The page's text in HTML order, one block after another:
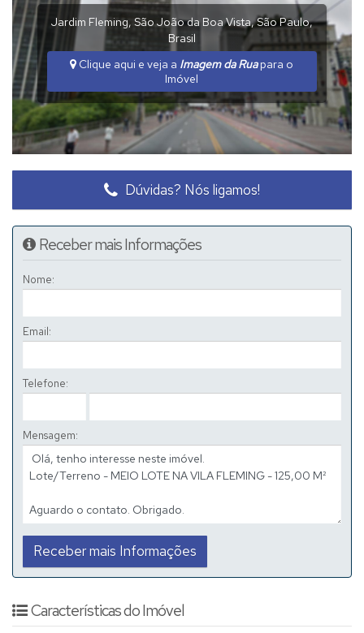
Jardim Fleming, São João da Boa Vista,São Paulo,
Brasil
Clique aqui e veja a Imagem da Ruapara o
Imóvel
Dúvidas? Nós ligamos!
Receber mais Informações
Nome:
Email:
Telefone:
Mensagem:
Características do Imóvel